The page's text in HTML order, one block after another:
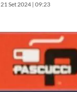
21 Set 2024 | 09:23